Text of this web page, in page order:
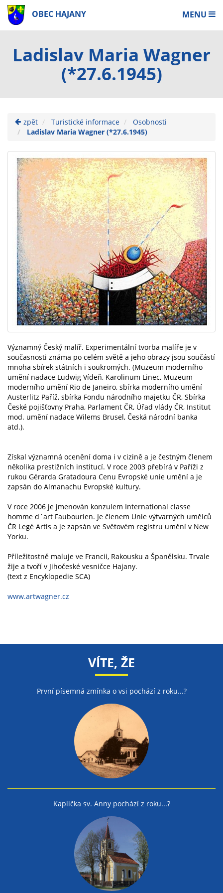
OBEC HAJANY MENU
Ladislav Maria Wagner
(*27.6.1945)
zpět Turistické informace
Osobnosti
Ladislav Maria Wagner (*27.6.1945)
Významný Český malíř. Experimentální tvorba malíře je v
současnosti známa po celém světě a jeho obrazy jsou součástí
mnoha sbírek státních i soukromých. (Muzeum moderního
umění nadace Ludwig Vídeň, Karolinum Linec, Muzeum
moderního umění Rio de Janeiro, sbírka moderního umění
Austerlitz Paříž, sbírka Fondu národního majetku ČR, Sbírka
České pojišťovny Praha, Parlament ČR, Úřad vlády ČR, Institut
mod. umění nadace Wilems Brusel, Česká národní banka
atd.).
Získal významná ocenění doma i v cizině a je čestným členem
několika prestižních institucí. V roce 2003 přebírá v Paříži z
rukou Gérarda Gratadoura Cenu Evropské unie umění a je
zapsán do Almanachu Evropské kultury.
V roce 2006 je jmenován konzulem International classe
homme d´art Faubourien. Je členem Unie výtvarných umělců
ČR Legé Artis a je zapsán ve Světovém registru umění v New
Yorku.
Příležitostně maluje ve Francii, Rakousku a Španělsku. Trvale
žije a tvoří v Jihočeské vesničce Hajany.
(text z Encyklopedie SCA)
www.artwagner.cz
VÍTE, ŽE
První písemná zmínka o vsi pochází z roku...?
Kaplička sv. Anny pochází z roku...?